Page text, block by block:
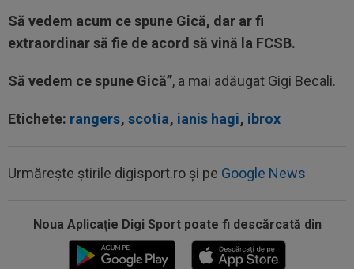
Să vedem acum ce spune Gică, dar ar fi
extraordinar să fie de acord să vină la FCSB.
Să vedem ce spune Gică”, a mai adăugat Gigi Becali.
Etichete: rangers, scotia, ianis hagi, ibrox
Urmărește știrile digisport.ro și pe Google News
Noua Aplicaţie Digi Sport poate fi descărcată din
Catalanii anunță: Manchester City și Barcelona,
acord total pentru Rodri!